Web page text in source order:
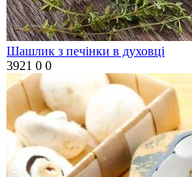
Шашлик з печінки в духовці
3921 0 0